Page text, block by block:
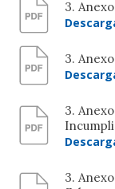
3.
3.
3.
3.